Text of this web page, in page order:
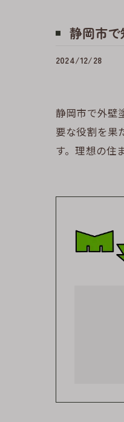
静岡市
2024/12/28
静岡市で外壁
要な役割を果
す。理想の住